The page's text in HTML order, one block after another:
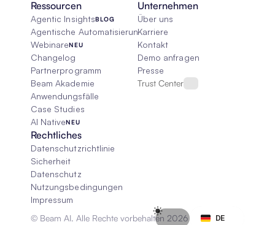
Ressourcen
Agentic InsightsBLOG
Agentische Automatisierung 101
WebinareNEU
Changelog
Partnerprogramm
Beam Akademie
Anwendungsfälle
Case Studies
AI NativeNEU
Unternehmen
Über uns
Karriere
Kontakt
Demo anfragen
Presse
Trust Center
Rechtliches
Datenschutzrichtlinie
Sicherheit
Datenschutz
Nutzungsbedingungen
Impressum
© Beam AI. Alle Rechte vorbehalten 2026
DE